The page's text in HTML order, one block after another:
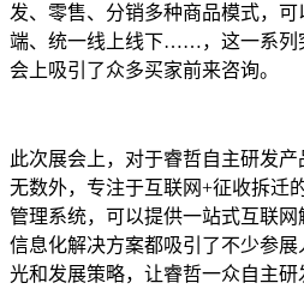
发、零售、分销多种商品模式，
端、统一线上线下……，这一系列
会上吸引了众多买家前来咨询。
此次展会上，对于睿哲自主研发产
无数外，专注于互联网+征收拆迁
管理系统，可以提供一站式互联网
信息化解决方案都吸引了不少参
光和发展策略，让睿哲一众自主